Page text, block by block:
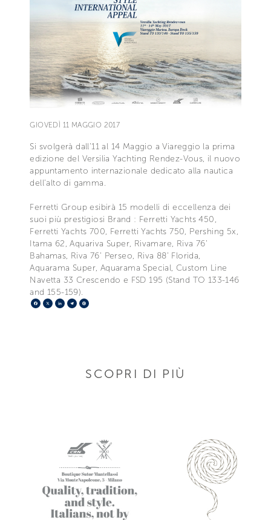
GIOVEDÌ 11 MAGGIO 2017
Si svolgerà dall’11 al 14 Maggio a Viareggio la prima
edizione del Versilia Yachting Rendez-Vous, il nuovo
appuntamento internazionale dedicato alla nautica
dell’alto di gamma.
Ferretti Group esibirà 15 modelli di eccellenza dei
suoi più prestigiosi Brand : Ferretti Yachts 450,
Ferretti Yachts 700, Ferretti Yachts 750, Pershing 5x,
Itama 62, Aquariva Super, Rivamare, Riva 76’
Bahamas, Riva 76’ Perseo, Riva 88’ Florida,
Aquarama Super, Aquarama Special, Custom Line
Navetta 33 Crescendo e FSD 195 (Stand TO 133-146
and 155-159).
Facebook
X LinkedIn
Telegram
SCOPRI DI PIÙ